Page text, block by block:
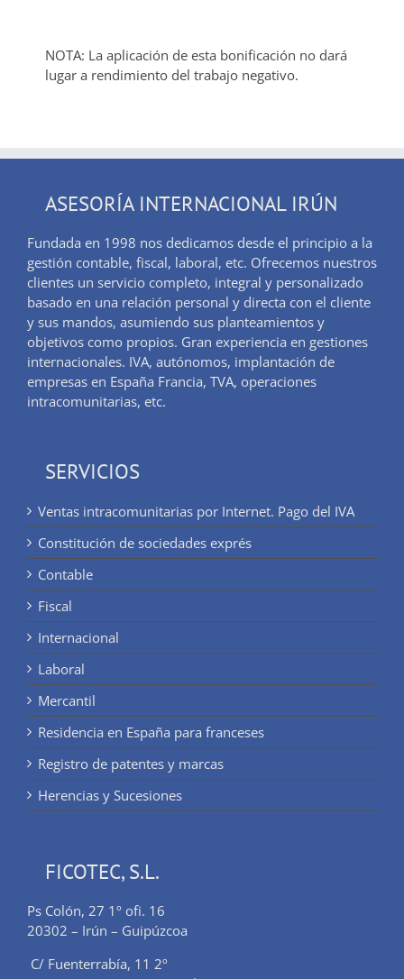
NOTA: La aplicación de esta bonificación no dará
lugar a rendimiento del trabajo negativo.
ASESORÍA INTERNACIONAL IRÚN
Fundada en 1998 nos dedicamos desde el principio a la
gestión contable, fiscal, laboral, etc. Ofrecemos nuestros
clientes un servicio completo, integral y personalizado
basado en una relación personal y directa con el cliente
y sus mandos, asumiendo sus planteamientos y
objetivos como propios. Gran experiencia en gestiones
internacionales. IVA, autónomos, implantación de
empresas en España Francia, TVA, operaciones
intracomunitarias, etc.
SERVICIOS
Ventas intracomunitarias por Internet. Pago del IVA
Constitución de sociedades exprés
Contable
Fiscal
Internacional
Laboral
Mercantil
Residencia en España para franceses
Registro de patentes y marcas
Herencias y Sucesiones
FICOTEC, S.L.
Ps Colón, 27 1º ofi. 16
20302 – Irún – Guipúzcoa
C/ Fuenterrabía, 11 2º